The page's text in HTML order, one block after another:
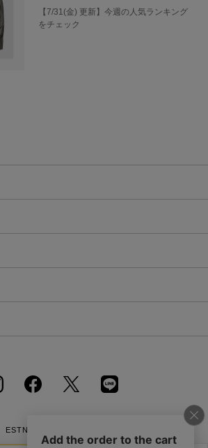
す！この夏は、無理して暑い中お出かけ
しなくても大丈夫。お家で涼しく、新し
いお気に入りを見つけてみませんか？
下の場合は返品をお受けできませんので
直しや洗濯、クリーニングされた商品
CD等） 7.下着・水着・化粧品などの
衛生商品、福袋・セール商品・アウトレ
ット商品・予約商品など、販売ページ上
フトラッピングサービスを利用のうえ、
ご注文いただいた商品 ※イベントの内
【7/31(金) 更新】今週の人気ランキング
をチェック
ESTNATION OFFICIAL
APP